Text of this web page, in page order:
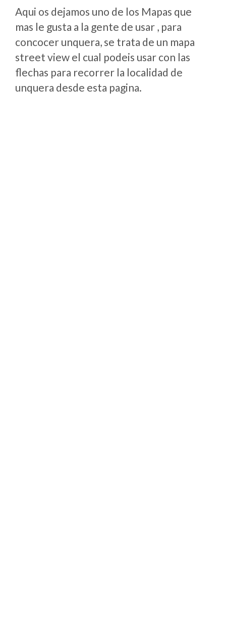
Aqui os dejamos uno de los Mapas que
mas le gusta a la gente de usar , para
concocer unquera, se trata de un mapa
street view el cual podeis usar con las
flechas para recorrer la localidad de
unquera desde esta pagina.